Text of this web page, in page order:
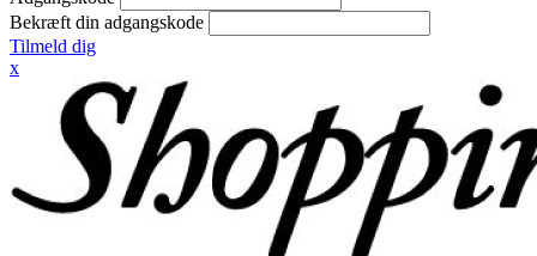
Bekræft din adgangskode
Tilmeld dig
x